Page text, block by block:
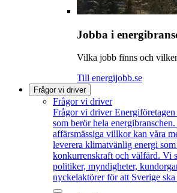
Jobba i
Vilka jobb finns och
Till energijobb.se
Frågor vi driver
Frågor vi driver
Frågor vi driver
som berör hela
affärsmässiga villkor kan våra
leverera klimatvänlig energi
konkurrenskraft och välfärd. Vi
politiker, myndigheter,
nyckelaktörer för att Sverige